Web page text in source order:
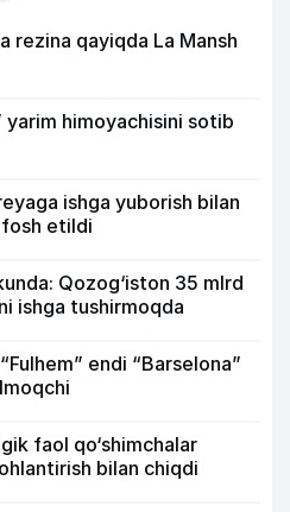
rezina qayiqda La Mansh
yarim himoyachisini sotib
ishga yuborish bilan
etildi
Qozog‘iston 35 mlrd
ishga tushirmoqda
endi “Barselona”
faol qo‘shimchalar
bilan chiqdi